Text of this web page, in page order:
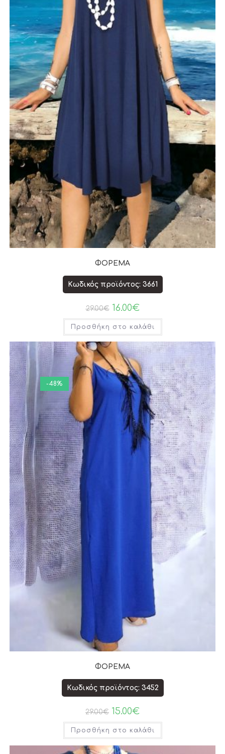
ΦΟΡΕΜΑ
Κωδικός προϊόντος: 3661
29.00€ 16.00€
Προσθήκη στο καλάθι
-48%
ΦΟΡΕΜΑ
Κωδικός προϊόντος: 3452
29.00€ 15.00€
Προσθήκη στο καλάθι